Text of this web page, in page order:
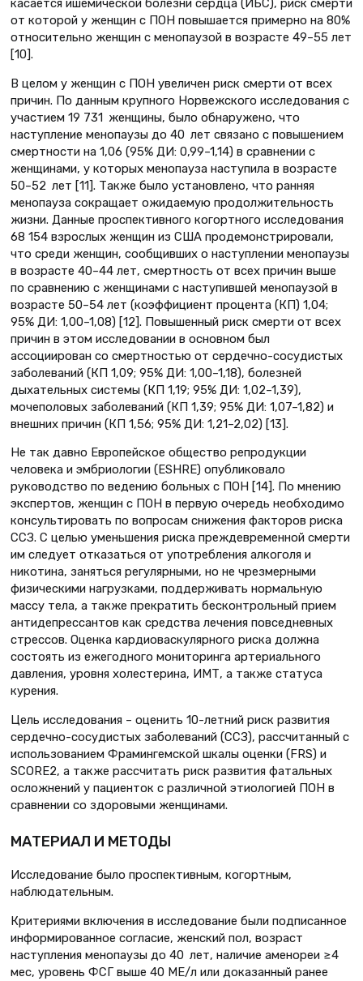
касается ишемической болезни сердца (ИБС), риск смерти
от которой у женщин с ПОН повышается примерно на 80%
относительно женщин с менопаузой в возрасте 49–55 лет
[10].
В целом у женщин с ПОН увеличен риск смерти от всех
причин. По данным крупного Норвежского исследования с
участием 19 731 женщины, было обнаружено, что
наступление менопаузы до 40 лет связано с повышением
смертности на 1,06 (95% ДИ: 0,99–1,14) в сравнении с
женщинами, у которых менопауза наступила в возрасте
50–52 лет [11]. Также было установлено, что ранняя
менопауза сокращает ожидаемую продолжительность
жизни. Данные проспективного когортного исследования
68 154 взрослых женщин из США продемонстрировали,
что среди женщин, сообщивших о наступлении менопаузы
в возрасте 40–44 лет, смертность от всех причин выше
по сравнению с женщинами с наступившей менопаузой в
возрасте 50–54 лет (коэффициент процента (КП) 1,04;
95% ДИ: 1,00–1,08) [12]. Повышенный риск смерти от всех
причин в этом исследовании в основном был
ассоциирован со смертностью от сердечно-сосудистых
заболеваний (КП 1,09; 95% ДИ: 1,00–1,18), болезней
дыхательных системы (КП 1,19; 95% ДИ: 1,02–1,39),
мочеполовых заболеваний (КП 1,39; 95% ДИ: 1,07–1,82) и
внешних причин (КП 1,56; 95% ДИ: 1,21–2,02) [13].
Не так давно Европейское общество репродукции
человека и эмбриологии (ESHRE) опубликовало
руководство по ведению больных с ПОН [14]. По мнению
экспертов, женщин с ПОН в первую очередь необходимо
консультировать по вопросам снижения факторов риска
ССЗ. С целью уменьшения риска преждевременной смерти
им следует отказаться от употребления алкоголя и
никотина, заняться регулярными, но не чрезмерными
физическими нагрузками, поддерживать нормальную
массу тела, а также прекратить бесконтрольный прием
антидепрессантов как средства лечения повседневных
стрессов. Оценка кардиоваскулярного риска должна
состоять из ежегодного мониторинга артериального
давления, уровня холестерина, ИМТ, а также статуса
курения.
Цель исследования – оценить 10-летний риск развития
сердечно-сосудистых заболеваний (ССЗ), рассчитанный с
использованием Фрамингемской шкалы оценки (FRS) и
SCORE2, а также рассчитать риск развития фатальных
осложнений у пациенток с различной этиологией ПОН в
сравнении со здоровыми женщинами.
МАТЕРИАЛ И МЕТОДЫ
Исследование было проспективным, когортным,
наблюдательным.
Критериями включения в исследование были подписанное
информированное согласие, женский пол, возраст
наступления менопаузы до 40 лет, наличие аменореи ≥4
мес, уровень ФСГ выше 40 МЕ/л или доказанный ранее